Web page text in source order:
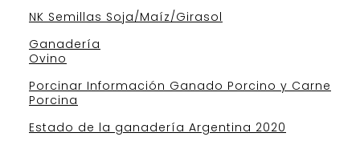
NK Semillas Soja/Maíz/Girasol
Ganadería
Ovino
Porcinar Información Ganado Porcino y Carne
Porcina
Estado de la ganadería Argentina 2020